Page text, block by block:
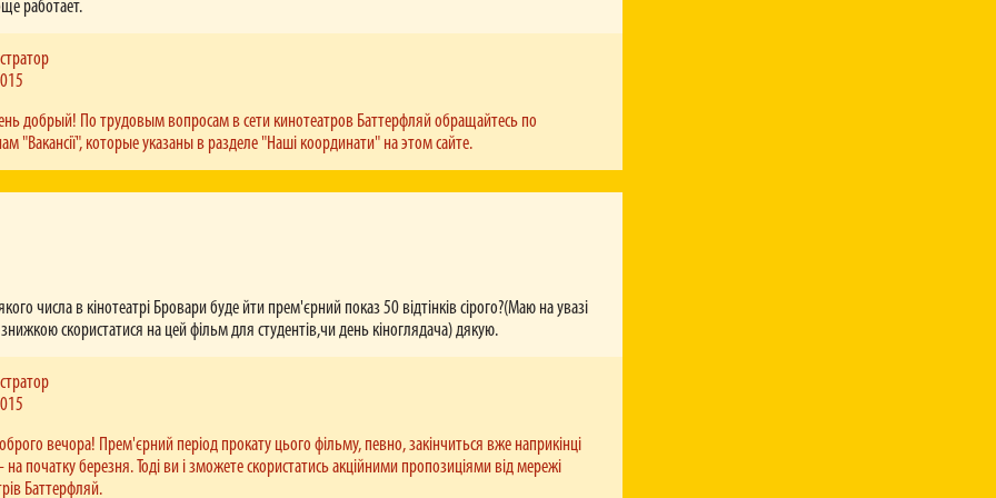
рівно опівночі. Відповідно, після цього часу продаж квитків не здійснюється.
работает.
добрый! По трудовым вопросам в сети кинотеатров Баттерфляй обращайтесь по
"Вакансії", которые указаны в разделе "Наші координати" на этом сайте.
числа в кінотеатрі Бровари буде йти прем'єрний показ 50 відтінків сірого?(Маю на увазі
скористатися на цей фільм для студентів,чи день кіноглядача) дякую.
вечора! Прем'єрний період прокату цього фільму, певно, закінчиться вже наприкінці
на початку березня. Тоді ви і зможете скористатись акційними пропозиціями від мережі
Баттерфляй.